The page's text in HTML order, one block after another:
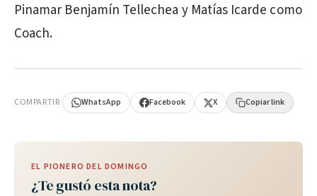
Pinamar Benjamín Tellechea y Matías Icarde como
Coach.
COMPARTIR WhatsApp Facebook X Copiar link
EL PIONERO DEL DOMINGO
¿Te gustó esta nota?